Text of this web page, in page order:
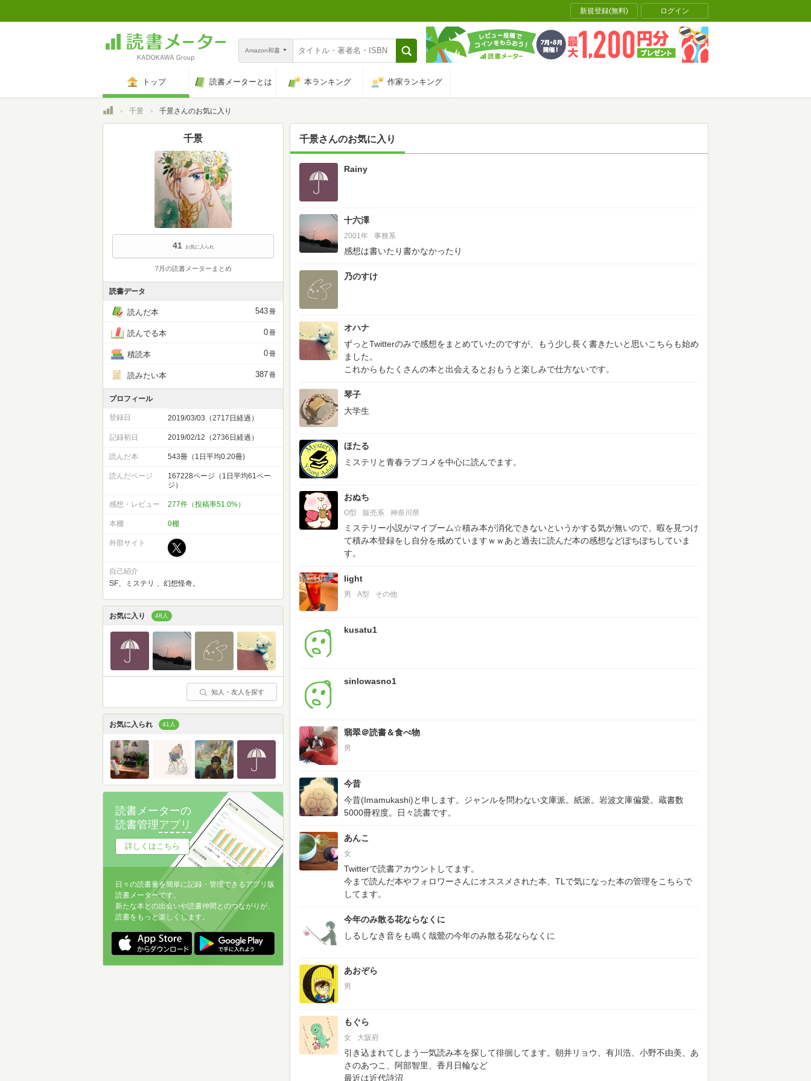
新規登録(無料) ログイン
Amazon和書
トップ 読書メーターとは 本ランキング 作家ランキング
トップ千景 千景さんのお気に入り
千景さんのお気に入り
Rainy
十六澤
2001年 事務系
感想は書いたり書かなかったり
乃のすけ
オハナ
ずっとTwitterのみで感想をまとめていたのですが、もう少し長く書きたいと思いこちらも始め
ました。
これからもたくさんの本と出会えるとおもうと楽しみで仕方ないです。
琴子
大学生
ほたる
ミステリと青春ラブコメを中心に読んでます。
おぬち
O型 販売系 神奈川県
ミステリー小説がマイブーム☆積み本が消化できないというかする気が無いので、暇を見つけ
て積み本登録をし自分を戒めていますｗｗあと過去に読んだ本の感想などぽちぽちしていま
す。
light
男 A型 その他
kusatu1
sinlowasno1
翡翠＠読書＆食べ物
男
今昔
今昔(Imamukashi)と申します。ジャンルを問わない文庫派。紙派。岩波文庫偏愛。蔵書数
5000冊程度。日々読書です。
あんこ
女
Twitterで読書アカウントしてます。
今まで読んだ本やフォロワーさんにオススメされた本、TLで気になった本の管理をこちらで
してます。
今年のみ散る花ならなくに
しるしなき音をも鳴く哉鶯の今年のみ散る花ならなくに
あおぞら
男
もぐら
女 大阪府
引き込まれてしまう一気読み本を探して徘徊してます。朝井リョウ、有川浩、小野不由美、あ
さのあつこ、阿部智里、香月日輪など
最近は近代詩沼
千景
41 お気に入られ
7月の読書メーターまとめ
読書データ
読んだ本 543冊
読んでる本 0冊
積読本 0冊
読みたい本 387冊
プロフィール
登録日 2019/03/03（2717日経過）
記録初日 2019/02/12（2736日経過）
読んだ本 543冊（1日平均0.20冊)
読んだページ
167228ページ（1日平均61ペー
ジ）
感想・レビュー 277件（投稿率51.0%）
本棚 0棚
外部サイト
自己紹介
SF、ミステリ 、幻想怪奇。
お気に入り 48人
知人・友人を探す
お気に入られ 41人
読書メーターの
読書管理アプリ
詳しくはこちら
日々の読書量を簡単に記録・管理できるアプリ版
読書メーターです。
新たな本との出会いや読書仲間とのつながりが、
読書をもっと楽しくします。